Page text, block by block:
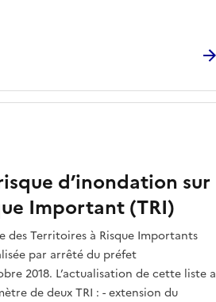
d’inondation sur
Important (TRI)
des Territoires à Risque Importants
par arrêté du préfet
2018. L’actualisation de cette liste a
de deux TRI : - extension du